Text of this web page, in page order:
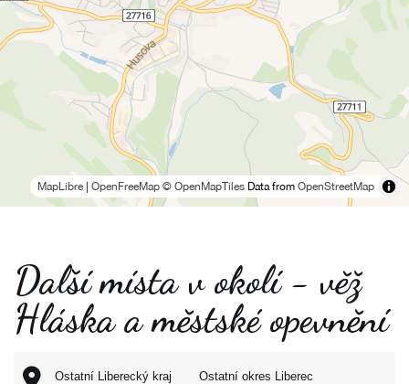
MapLibre OpenFreeMap © OpenMapTiles Data from OpenStreetMap
Další místa v okolí - věž
Hláska a městské opevnění
Ostatní Liberecký kraj
Ostatní okres Liberec